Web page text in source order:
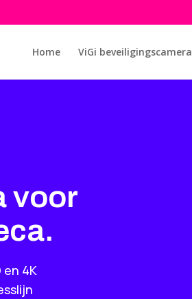
Home ViGi beveiligingscamera
voor
4K